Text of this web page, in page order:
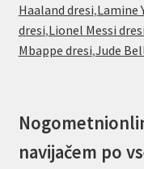
Haaland dresi,Lamine
dresi,Lionel Messi dresi
Mbappe dresi,Jude
navijačem po